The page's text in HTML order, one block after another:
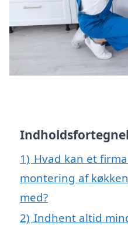
1) Hvad kan et
montering af
med?
2) Indhent altid